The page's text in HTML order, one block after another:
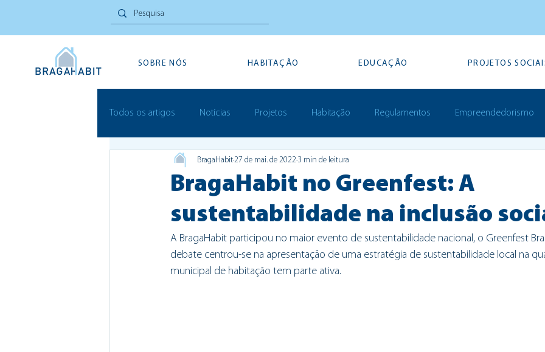
SOBRE NÓS HABITAÇÃO EDUCAÇÃO PROJETOS
Todos os artigos Notícias Projetos Habitação Regulamentos Empreendedorismo
Inovação Social Festivais Prémios
BragaHabit no Greenfest: A
sustentabilidade na inclusão
BragaHabit27 de mai. de 2022 3 min de leitura
A BragaHabit participou no maior evento de sustentabilidade nacional, o Greenfest
debate centrou-se na apresentação de uma estratégia de sustentabilidade local na
municipal de habitação tem parte ativa.